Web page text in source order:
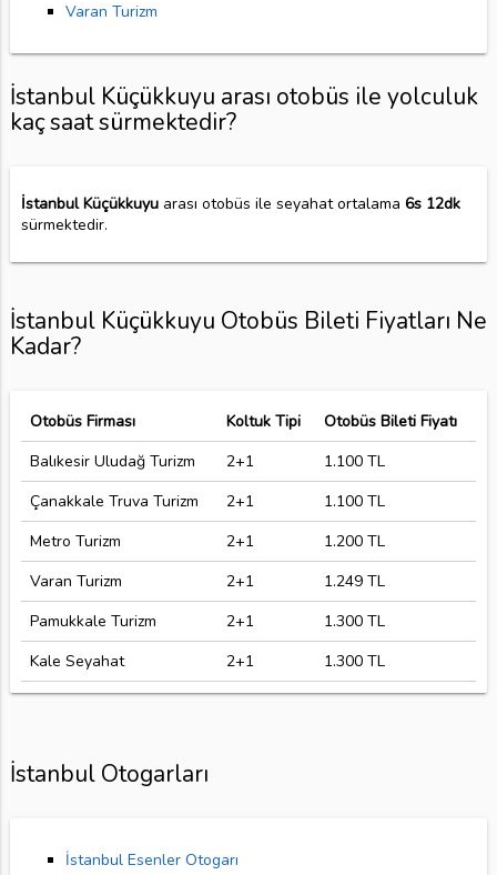
Varan Turizm
İstanbul Küçükkuyu arası otobüs ile yolculuk
kaç saat sürmektedir?
İstanbul Küçükkuyuarası otobüs ile seyahat ortalama 6s 12dk
sürmektedir.
İstanbul Küçükkuyu Otobüs Bileti Fiyatları Ne
Kadar?
Otobüs Firması Koltuk Tipi
Otobüs Bileti Fiyatı
Balıkesir Uludağ Turizm
2+1
1.100 TL
Çanakkale Truva Turizm
2+1
1.100 TL
Metro Turizm
2+1
1.200 TL
Varan Turizm
2+1
1.249 TL
Pamukkale Turizm
2+1
1.300 TL
Kale Seyahat
2+1 1.300 TL
İstanbul Otogarları
İstanbul Esenler Otogarı